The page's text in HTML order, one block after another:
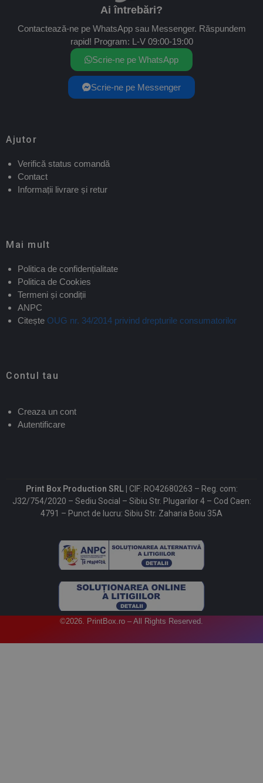
Ai întrebări?
Contactează-ne pe WhatsApp sau Messenger. Răspundem
rapid! Program: L-V 09:00-19:00
Scrie-ne pe WhatsApp
Scrie-ne pe Messenger
Ajutor
Verifică status comandă
Contact
Informații livrare și retur
Mai mult
Politica de confidențialitate
Politica de Cookies
Termeni și condiții
ANPC
Citește OUG nr. 34/2014 privind drepturile consumatorilor
Contul tau
Creaza un cont
Autentificare
Print Box Production SRL | CIF: RO42680263 – Reg. com:
J32/754/2020 – Sediu Social – Sibiu Str. Plugarilor 4 – Cod Caen:
4791 – Punct de lucru: Sibiu Str. Zaharia Boiu 35A
©2026. PrintBox.ro – All Rights Reserved.